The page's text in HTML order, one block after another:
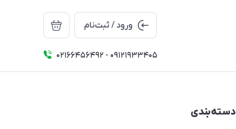
ورود / ثبت‌نام
02166456492 - 09121933405
دسته‌بندی